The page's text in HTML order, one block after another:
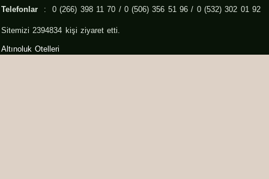
Telefonlar
: 0 (266) 398 11 70 / 0 (506) 356 51 96 / 0 (532) 302 01 92
Sitemizi 2394834 kişi ziyaret etti.
Altınoluk Otelleri